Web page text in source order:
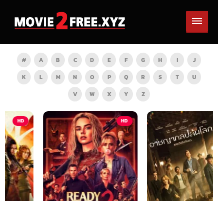
# A B C D E F G H I
J
K
L M N O P Q R S T
U
V
W X Y Z
HD HD